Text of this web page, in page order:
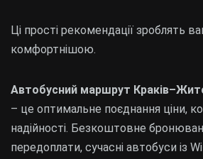
Ці прості рекомендації зроблять
комфортнішою.
Автобусний маршрут
– це оптимальне поєднання ціни,
надійності. Безкоштовне
передоплати, сучасні автобуси із